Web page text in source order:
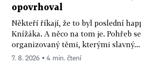
opovrhoval
Někteří říkají, že to byl poslední
Knížáka. A něco na tom je. Pohřeb
organizovaný těmi, kterými slavný...
7. 8. 2026 ▪ 4 min. čtení